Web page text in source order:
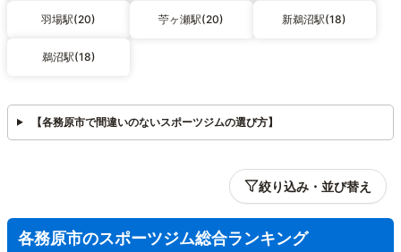
羽場駅(20) 苧ヶ瀬駅(20) 新鵜沼駅(18)
鵜沼駅(18)
【各務原市で間違いのないスポーツジムの選び方】
絞り込み・並び替え
各務原市のスポーツジム総合ランキング